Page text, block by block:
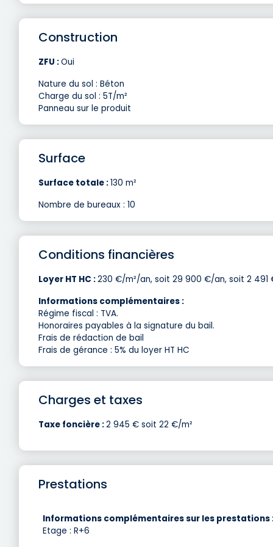
Construction
ZFU :Oui
Nature du sol : Béton
Charge du sol : 5T/m²
Panneau sur le produit
Surface
Surface totale :130 m²
Nombre de bureaux : 10
Conditions financières
Loyer HT HC :230 €/m²/an, soit 29 900 €/an, soit 2 491
Informations complémentaires :
Régime fiscal : TVA.
Honoraires payables à la signature du bail.
Frais de rédaction de bail
Frais de gérance : 5% du loyer HT HC
Charges et taxes
Taxe foncière :2 945 € soit 22 €/m²
Prestations
Informations complémentaires sur les prestations
Etage : R+6